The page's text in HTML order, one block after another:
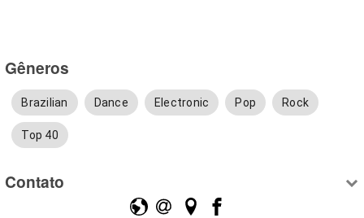
Gêneros
Brazilian Dance Electronic Pop Rock
Top 40
Contato